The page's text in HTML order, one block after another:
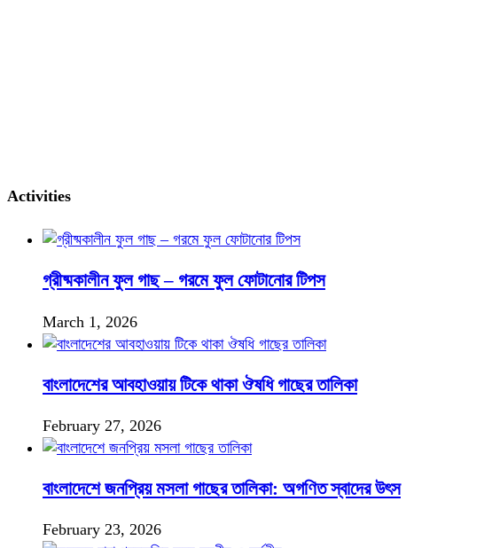
Activities
গ্রীষ্মকালীন ফুল গাছ – গরমে ফুল ফোটানোর টিপস
March 1, 2026
বাংলাদেশের আবহাওয়ায় টিকে থাকা ঔষধি গাছের তালিকা
February 27, 2026
বাংলাদেশে জনপ্রিয় মসলা গাছের তালিকা: অগণিত স্বাদের উৎস
February 23, 2026